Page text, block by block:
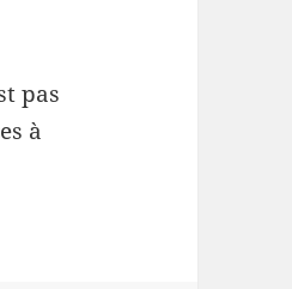
pas
à